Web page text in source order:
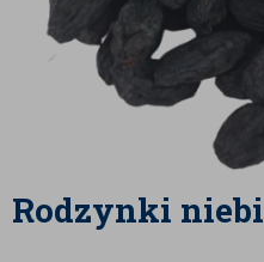
Rodzynki